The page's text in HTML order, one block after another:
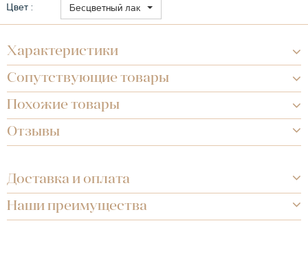
Цвет : Бесцветный лак
Характеристики
Сопутствующие товары
Похожие товары
Отзывы
Доставка и оплата
Наши преимущества